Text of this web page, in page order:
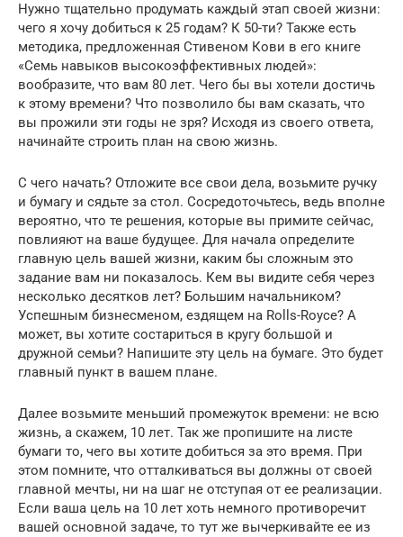
Нужно тщательно продумать каждый этап своей жизни:
чего я хочу добиться к 25 годам? К 50-ти? Также есть
методика, предложенная Стивеном Кови в его книге
«Семь навыков высокоэффективных людей»:
вообразите, что вам 80 лет. Чего бы вы хотели достичь
к этому времени? Что позволило бы вам сказать, что
вы прожили эти годы не зря? Исходя из своего ответа,
начинайте строить план на свою жизнь.
С чего начать? Отложите все свои дела, возьмите ручку
и бумагу и сядьте за стол. Сосредоточьтесь, ведь вполне
вероятно, что те решения, которые вы примите сейчас,
повлияют на ваше будущее. Для начала определите
главную цель вашей жизни, каким бы сложным это
задание вам ни показалось. Кем вы видите себя через
несколько десятков лет? Большим начальником?
Успешным бизнесменом, ездящем на Rolls-Royce? А
может, вы хотите состариться в кругу большой и
дружной семьи? Напишите эту цель на бумаге. Это будет
главный пункт в вашем плане.
Далее возьмите меньший промежуток времени: не всю
жизнь, а скажем, 10 лет. Так же пропишите на листе
бумаги то, чего вы хотите добиться за это время. При
этом помните, что отталкиваться вы должны от своей
главной мечты, ни на шаг не отступая от ее реализации.
Если ваша цель на 10 лет хоть немного противоречит
вашей основной задаче, то тут же вычеркивайте ее из